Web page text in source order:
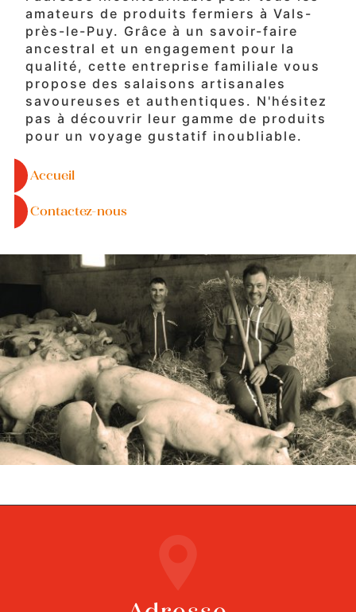
amateurs de produits fermiers à Vals-
près-le-Puy. Grâce à un savoir-faire
ancestral et un engagement pour la
qualité, cette entreprise familiale vous
propose des salaisons artisanales
savoureuses et authentiques. N'hésitez
pas à découvrir leur gamme de produits
pour un voyage gustatif inoubliable.
Accueil
Contactez-nous